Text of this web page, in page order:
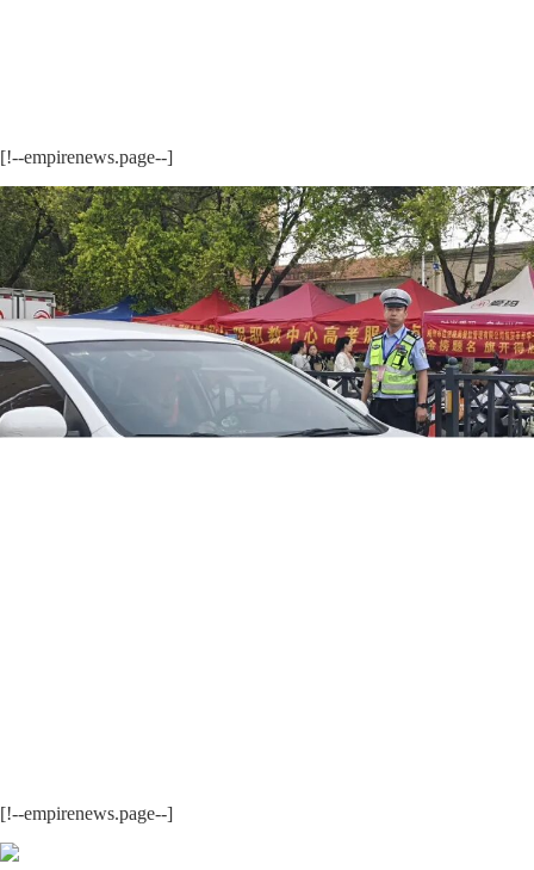
[!--empirenews.page--]
[!--empirenews.page--]